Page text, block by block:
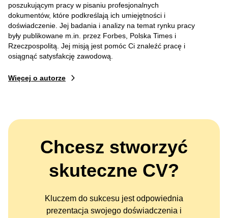
poszukującym pracy w pisaniu profesjonalnych
dokumentów, które podkreślają ich umiejętności i
doświadczenie. Jej badania i analizy na temat rynku pracy
były publikowane m.in. przez Forbes, Polska Times i
Rzeczpospolitą. Jej misją jest pomóc Ci znaleźć pracę i
osiągnąć satysfakcję zawodową.
Więcej o autorze
Chcesz stworzyć
skuteczne CV?
Kluczem do sukcesu jest odpowiednia
prezentacja swojego doświadczenia i